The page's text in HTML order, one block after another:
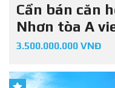
Cần bán căn
Nhơn tòa A
3.500.000.000 VNĐ